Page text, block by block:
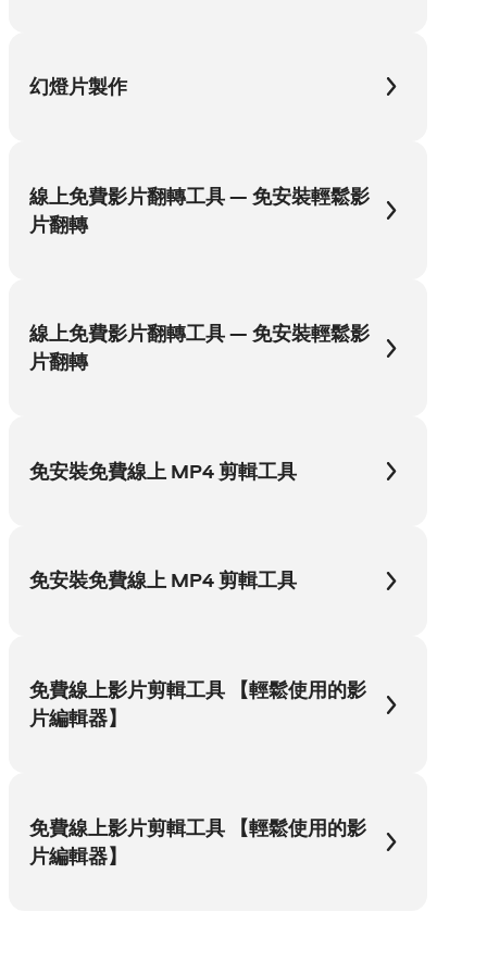
幻燈片製作
線上免費影片翻轉工具 — 免安裝輕鬆影
片翻轉
線上免費影片翻轉工具 — 免安裝輕鬆影
片翻轉
免安裝免費線上 MP4 剪輯工具
免安裝免費線上 MP4 剪輯工具
免費線上影片剪輯工具 【輕鬆使用的影
片編輯器】
免費線上影片剪輯工具 【輕鬆使用的影
片編輯器】